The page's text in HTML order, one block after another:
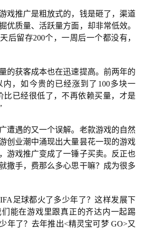
戏推广是粗放式的，钱是砸了，渠道
优质量、活跃量方面，却非常低效。
后留存200个，一周后一个都没有，
的获客成本也在迅速提高。前两年的
内，如今贵的已经涨到了100多块一
比已经很低了，不再依赖买量，才是
遭遇的又一个误解。老款游戏的自然
创业潮中涌现出大量昙花一现的游戏
游戏推广变成了一锤子买卖。反正也
撒手，费那么多心思干嘛？成为很多
足球都火了多少年了？这样发展下
能在游戏里跟真正的齐达内一起踢
年了？去年推出<精灵宝可梦 GO>又